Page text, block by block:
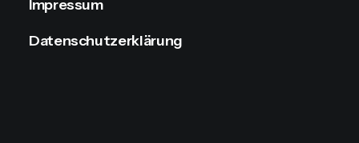
Impressum
Datenschutzerklärung